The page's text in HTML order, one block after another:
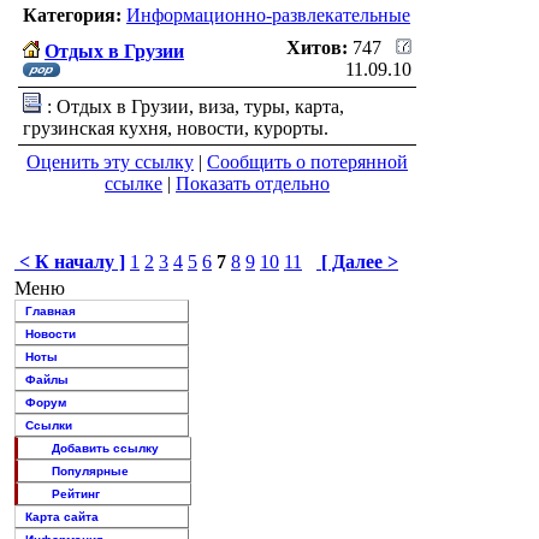
Категория: Информационно-развлекательные
Отдых в Грузии
Хитов: 747
11.09.10
: Отдых в Грузии, виза, туры, карта,
грузинская кухня, новости, курорты.
Оценить эту ссылку | Сообщить о потерянной
ссылке | Показать отдельно
< К началу ] 1 2 3 4 5 6 7 8 9 10 11
[ Далее >
Меню
Главная
Новости
Ноты
Файлы
Форум
Ссылки
Добавить ссылку
Популярные
Рейтинг
Карта сайта